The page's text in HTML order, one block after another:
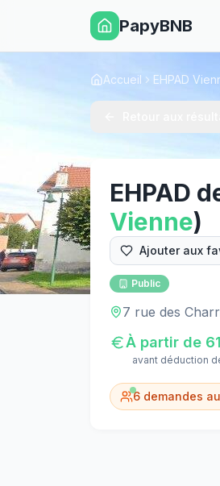
PapyBNB
Accueil EHPAD
EHPAD
Vienne)
Ajouter aux
Public
7 rue des
À partir de
avant déduction
6 demandes